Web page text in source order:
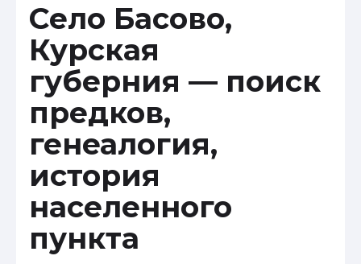
Село Басово,
Курская
губерния — поиск
предков,
генеалогия,
история
населенного
пункта